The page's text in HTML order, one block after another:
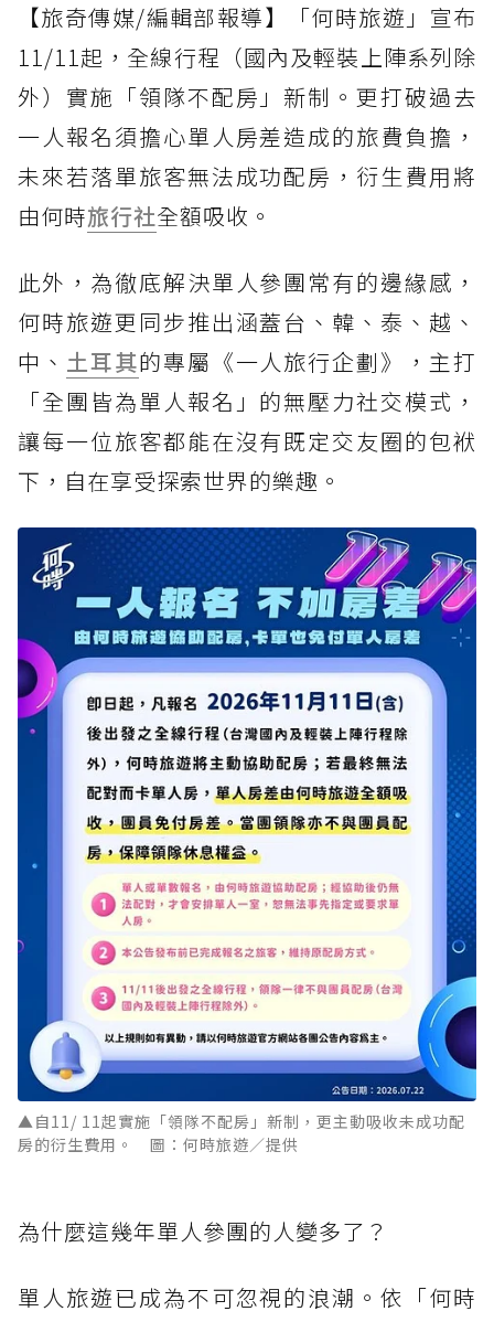
【旅奇傳媒/編輯部報導】「何時旅遊」宣布
11/11起，全線行程（國內及輕裝上陣系列除
外）實施「領隊不配房」新制。更打破過去
一人報名須擔心單人房差造成的旅費負擔，
未來若落單旅客無法成功配房，衍生費用將
由何時旅行社全額吸收。
此外，為徹底解決單人參團常有的邊緣感，
何時旅遊更同步推出涵蓋台、韓、泰、越、
中、 土耳其的專屬《一人旅行企劃》，主打
「全團皆為單人報名」的無壓力社交模式，
讓每一位旅客都能在沒有既定交友圈的包袱
下，自在享受探索世界的樂趣。
▲自11/ 11起實施「領隊不配房」新制，更主動吸收未成功配
房的衍生費用。 圖：何時旅遊／提供
為什麼這幾年單人參團的人變多了？
單人旅遊已成為不可忽視的浪潮。依「何時